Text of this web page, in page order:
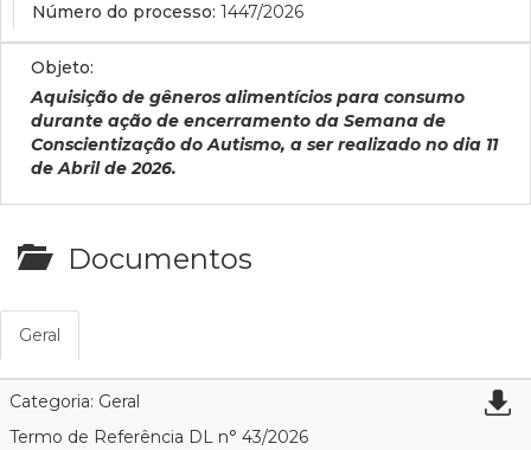
Número do processo: 1447/2026
Objeto:
Aquisição de gêneros alimentícios para consumo
durante ação de encerramento da Semana de
Conscientização do Autismo, a ser realizado no dia 11
de Abril de 2026.
Documentos
Geral
Categoria: Geral
Termo de Referência DL n° 43/2026